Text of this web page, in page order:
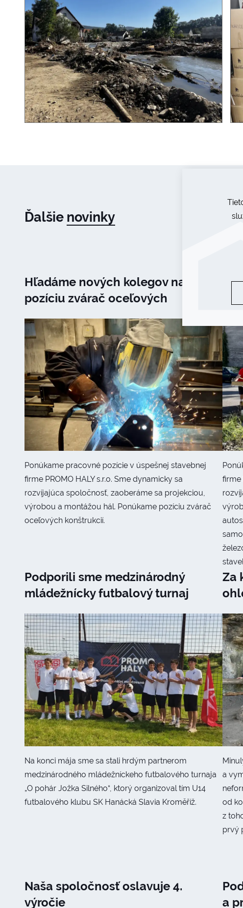
Ďalšie novinky
Hľadáme nových kolegov na
pozíciu zvárač oceľových
Ponúkame pracovné pozície v úspešnej stavebnej
firme PROMO HALY s.r.o. Sme dynamicky sa
rozvíjajúca spoločnosť, zaoberáme sa projekciou,
výrobou a montážou hál. Ponúkame pozíciu zvárač
oceľových konštrukcií.
firme
Podporili sme medzinárodný
mládežnícky futbalový turnaj
Na konci mája sme sa stali hrdým partnerom
medzinárodného mládežníckeho futbalového turnaja
„O pohár Jožka Silného“, ktorý organizoval tím U14
futbalového klubu SK Hanácká Slavia Kroměříž.
Za
a
od
z
prvý
Naša spoločnosť oslavuje 4.
výročie
a